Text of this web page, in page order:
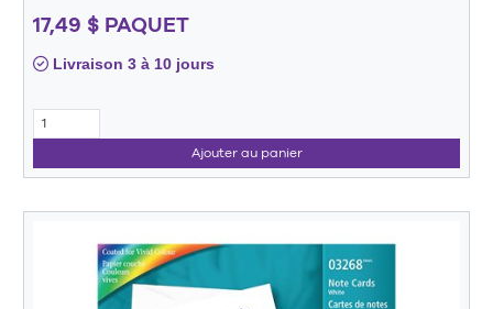
17,49 $ PAQUET
Livraison 3 à 10 jours
Ajouter au panier